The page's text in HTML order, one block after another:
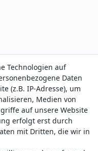
Technologien auf
Daten
(z.B. IP-Adresse), um
Medien von
auf unsere Website
erfolgt erst durch
mit Dritten, die wir in